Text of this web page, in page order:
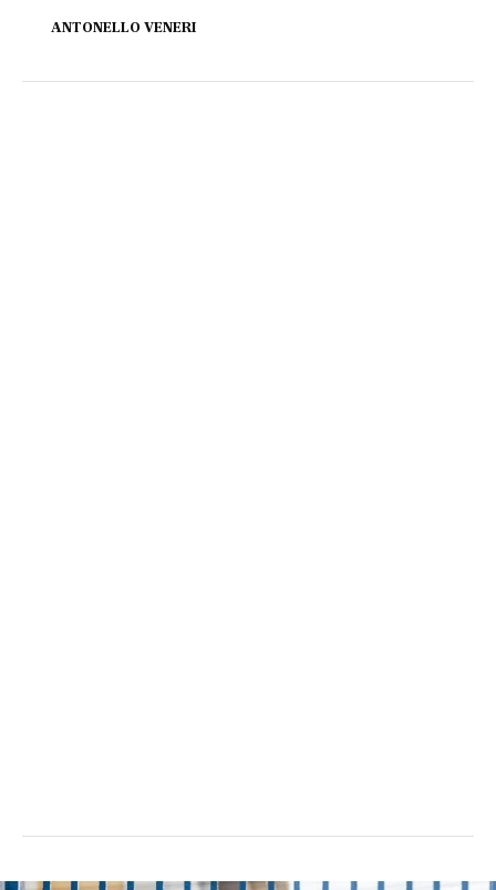
ANTONELLO VENERI